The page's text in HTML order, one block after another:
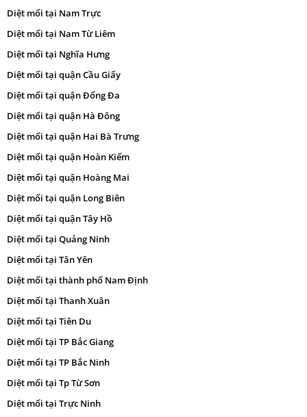
Diệt mối tại Nam Trực
Diệt mối tại Nam Từ Liêm
Diệt mối tại Nghĩa Hưng
Diệt mối tại quận Cầu Giấy
Diệt mối tại quận Đống Đa
Diệt mối tại quận Hà Đông
Diệt mối tại quận Hai Bà Trưng
Diệt mối tại quận Hoàn Kiếm
Diệt mối tại quận Hoàng Mai
Diệt mối tại quận Long Biên
Diệt mối tại quận Tây Hồ
Diệt mối tại Quảng Ninh
Diệt mối tại Tân Yên
Diệt mối tại thành phố Nam Định
Diệt mối tại Thanh Xuân
Diệt mối tại Tiên Du
Diệt mối tại TP Bắc Giang
Diệt mối tại TP Bắc Ninh
Diệt mối tại Tp Từ Sơn
Diệt mối tại Trực Ninh